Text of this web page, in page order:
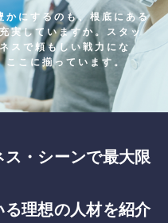
かにするのも、根底にある
実していますか。スタッ
スで頼もしい戦力にな
ここに揃っています。
・シーンで最大限
理想の人材を紹介